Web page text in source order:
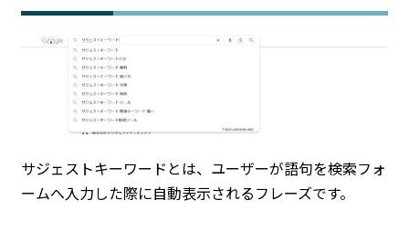
サジェストキーワードとは、ユーザーが語句を検索フォ
ームへ入力した際に自動表示されるフレーズです。